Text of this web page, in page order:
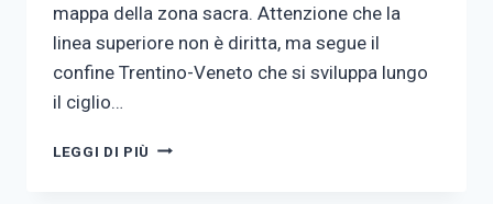
mappa della zona sacra. Attenzione che la
linea superiore non è diritta, ma segue il
confine Trentino-Veneto che si sviluppa lungo
il ciglio…
LEGGI DI PIÙ ZONA